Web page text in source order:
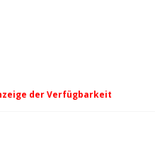
der Verfügbarkeit